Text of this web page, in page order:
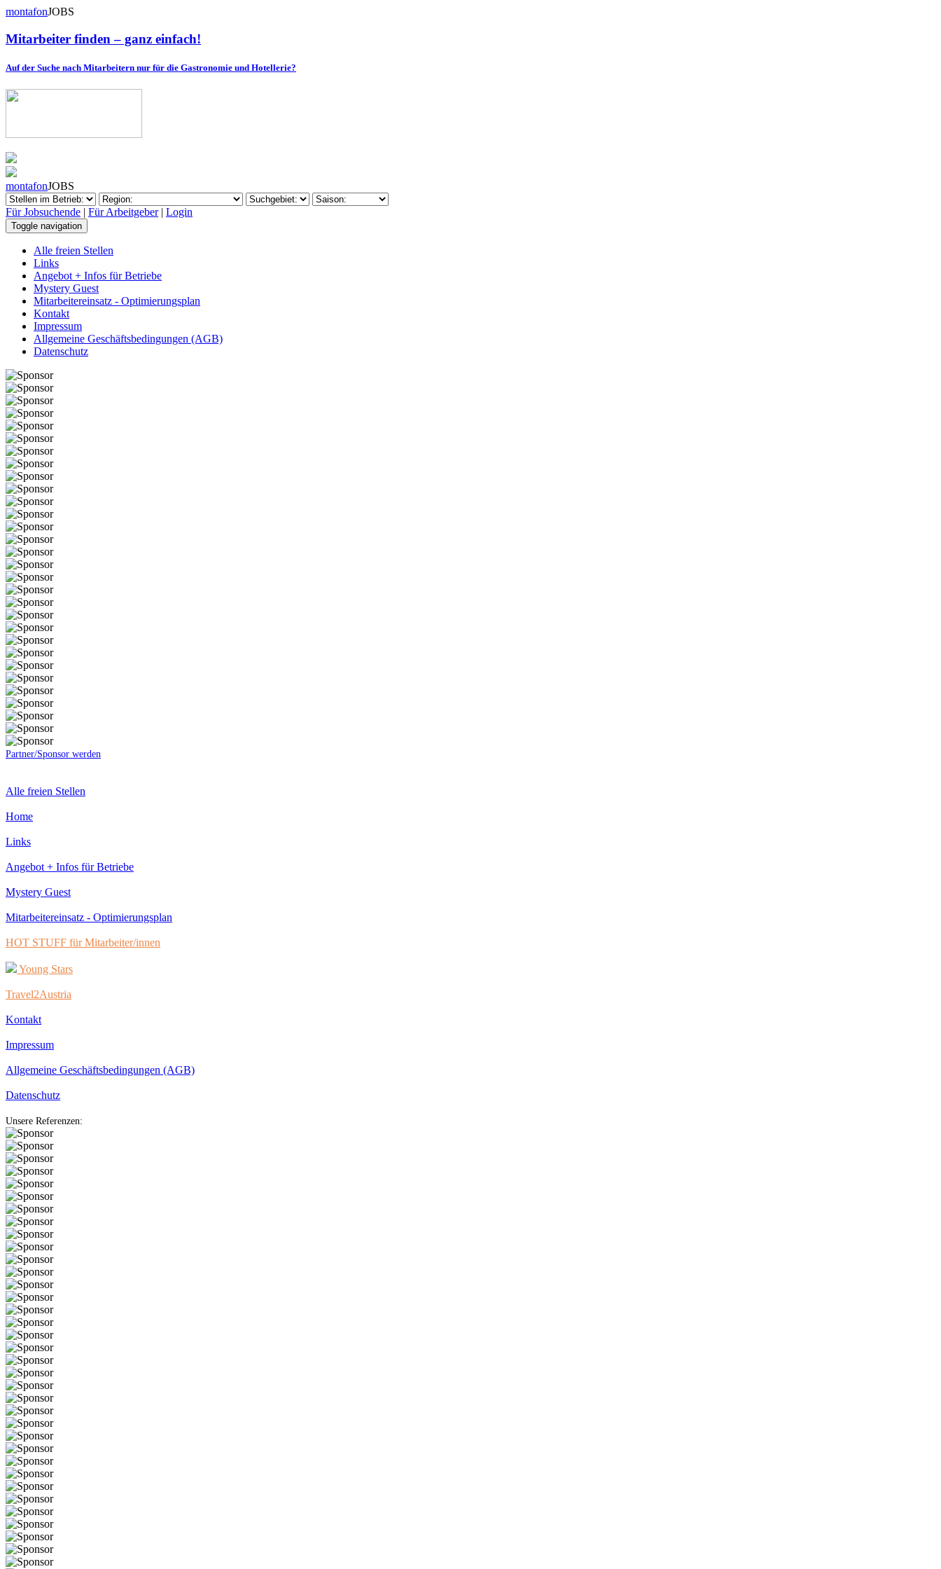
montafonJOBS
Mitarbeiter finden – ganz einfach!
Auf der Suche nach Mitarbeitern nur für die Gastronomie und Hotellerie?
montafonJOBS
Für Jobsuchende | Für Arbeitgeber| Login
Toggle navigation
Alle freien Stellen
Links
Angebot + Infos für Betriebe
Mystery Guest
Mitarbeitereinsatz - Optimierungsplan
Kontakt
Impressum
Allgemeine Geschäftsbedingungen (AGB)
Datenschutz
Partner/Sponsor werden
Alle freien Stellen
Home
Links
Angebot + Infos für Betriebe
Mystery Guest
Mitarbeitereinsatz - Optimierungsplan
HOT STUFF für Mitarbeiter/innen
Young Stars
Travel2Austria
Kontakt
Impressum
Allgemeine Geschäftsbedingungen (AGB)
Datenschutz
Unsere Referenzen: